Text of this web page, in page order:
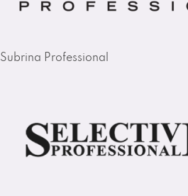
Subrina Professional